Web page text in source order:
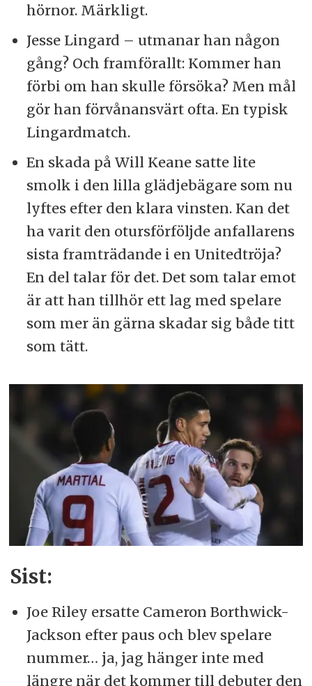
hörnor. Märkligt.
Jesse Lingard – utmanar han någon
gång? Och framförallt: Kommer han
förbi om han skulle försöka? Men mål
gör han förvånansvärt ofta. En typisk
Lingardmatch.
En skada på Will Keane satte lite
smolk i den lilla glädjebägare som nu
lyftes efter den klara vinsten. Kan det
ha varit den otursförföljde anfallarens
sista framträdande i en Unitedtröja?
En del talar för det. Det som talar emot
är att han tillhör ett lag med spelare
som mer än gärna skadar sig både titt
som tätt.
Sist:
Joe Riley ersatte Cameron Borthwick-
Jackson efter paus och blev spelare
nummer… ja, jag hänger inte med
längre när det kommer till debuter den